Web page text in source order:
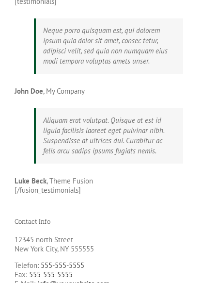
Neque porro quisquam est, qui dolorem
ipsum quia dolor sit amet, consec tetur,
adipisci velit, sed quia non numquam eius
modi tempora voluptas amets unser.
John Doe, My Company
Aliquam erat volutpat. Quisque at est id
ligula facilisis laoreet eget pulvinar nibh.
Suspendisse at ultrices dui. Curabitur ac
felis arcu sadips ipsums fugiats nemis.
Luke Beck,Theme Fusion
[/fusion_testimonials]
Contact Info
12345 north Street
New York City, NY 555555
Telefon: 555-555-5555
Fax: 555-555-5555